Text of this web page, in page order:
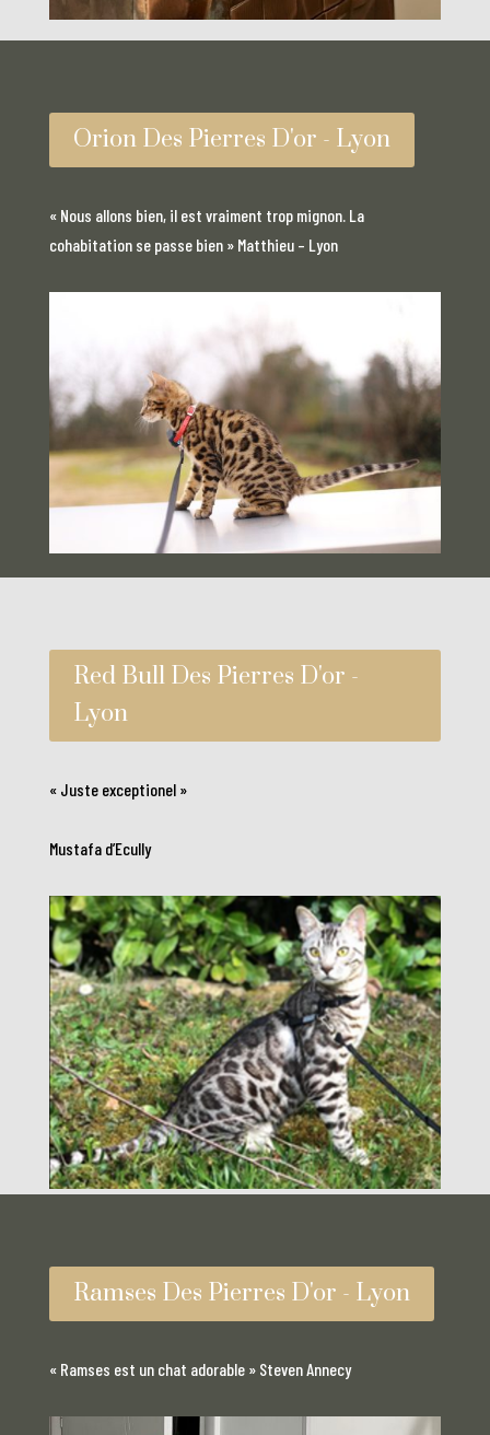
Orion Des Pierres D'or - Lyon
« Nous allons bien, il est vraiment trop mignon. La
cohabitation se passe bien » Matthieu – Lyon
Red Bull Des Pierres D'or -
Lyon
« Juste exceptionel »
Mustafa d’Ecully
Ramses Des Pierres D'or - Lyon
« Ramses est un chat adorable » Steven Annecy